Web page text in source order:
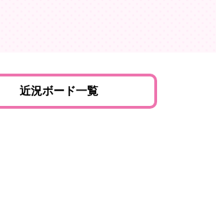
近況ボード一覧